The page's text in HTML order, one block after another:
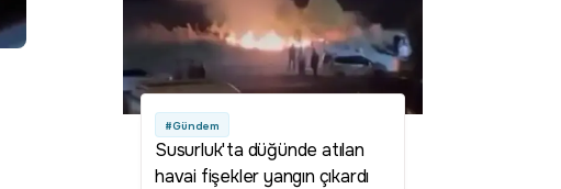
#Gündem
Susurluk'ta düğünde atılan
havai fişekler yangın çıkardı